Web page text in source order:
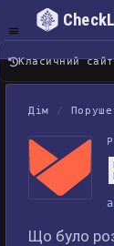
Класичний сайт
Дім /
Що було